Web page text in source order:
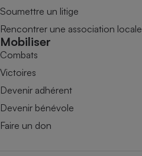
Soumettre un litige
Rencontrer une association locale
Mobiliser
Combats
Victoires
Devenir adhérent
Devenir bénévole
Faire un don